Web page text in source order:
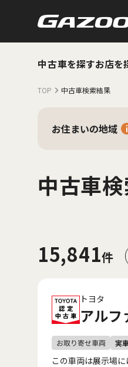
中古車を探すお店を
TOP 中古車検索結果
お住まいの地域
中古車
15,841
トヨタ
アルフ
この車両は展示場